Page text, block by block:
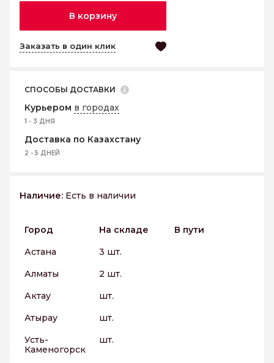
В корзину
Заказать в один клик
СПОСОБЫ ДОСТАВКИ
Курьером в городах
1 - 3 ДНЯ
Доставка по Казахстану
2 - 5 ДНЕЙ
Наличие: Есть в наличии
Город На складе
В пути
Астана
3 шт.
Алматы
2 шт.
Актау
шт.
Атырау
шт.
Усть-
Каменогорск
шт.